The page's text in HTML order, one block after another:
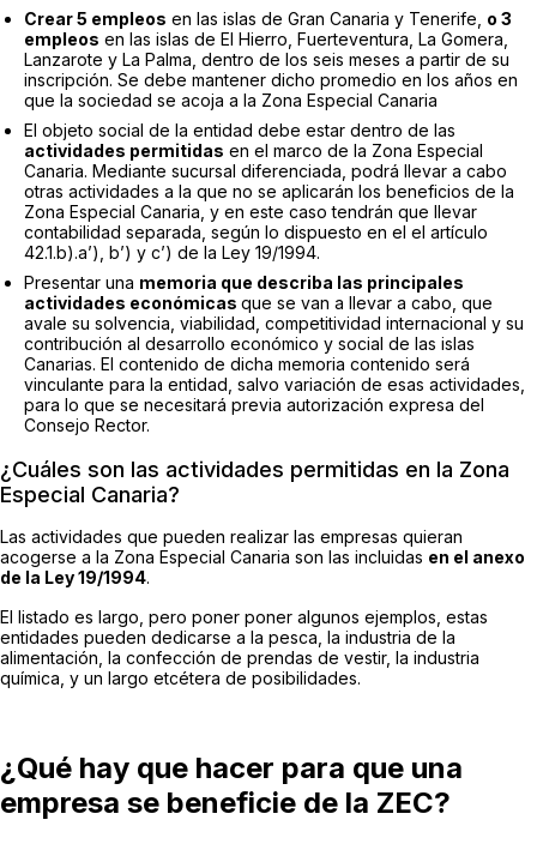
Crear 5 empleos en las islas de Gran Canaria y Tenerife, o 3
empleos en las islas de El Hierro, Fuerteventura, La Gomera,
Lanzarote y La Palma, dentro de los seis meses a partir de su
inscripción. Se debe mantener dicho promedio en los años en
que la sociedad se acoja a la Zona Especial Canaria
El objeto social de la entidad debe estar dentro de las
actividades permitidas en el marco de la Zona Especial
Canaria. Mediante sucursal diferenciada, podrá llevar a cabo
otras actividades a la que no se aplicarán los beneficios de la
Zona Especial Canaria, y en este caso tendrán que llevar
contabilidad separada, según lo dispuesto en el el artículo
42.1.b).a’), b’) y c’) de la Ley 19/1994.
Presentar una memoria que describa las principales
actividades económicas que se van a llevar a cabo, que
avale su solvencia, viabilidad, competitividad internacional y su
contribución al desarrollo económico y social de las islas
Canarias. El contenido de dicha memoria contenido será
vinculante para la entidad, salvo variación de esas actividades,
para lo que se necesitará previa autorización expresa del
Consejo Rector.
¿Cuáles son las actividades permitidas en la Zona
Especial Canaria?
Las actividades que pueden realizar las empresas quieran
acogerse a la Zona Especial Canaria son las incluidas en el anexo
de la Ley 19/1994.
El listado es largo, pero poner poner algunos ejemplos, estas
entidades pueden dedicarse a la pesca, la industria de la
alimentación, la confección de prendas de vestir, la industria
química, y un largo etcétera de posibilidades.
¿Qué hay que hacer para que una
empresa se beneficie de la ZEC?